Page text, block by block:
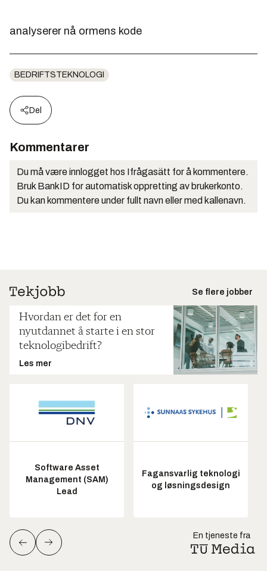
analyserer nå ormens kode
BEDRIFTSTEKNOLOGI
Del
Kommentarer
Du må være innlogget hos Ifrågasätt for å kommentere.
Bruk BankID for automatisk oppretting av brukerkonto.
Du kan kommentere under fullt navn eller med kallenavn.
Se flere jobber
Hvordan er det for en
nyutdannet å starte i en stor
teknologibedrift?
Les mer
Software Asset
Management (SAM)
Lead
Fagansvarlig teknologi
og løsningsdesign
En tjeneste fra